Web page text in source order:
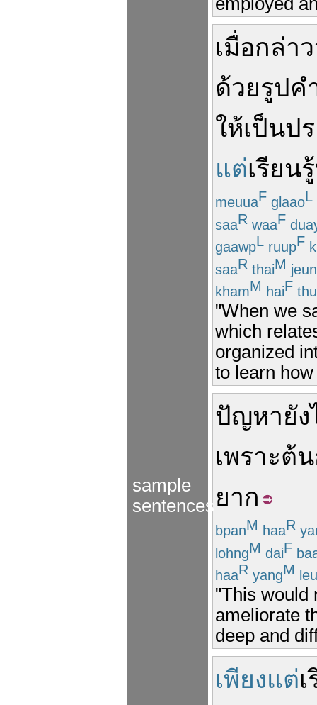
sample
sentences
เมื่อกล่าว
ด้วยรูปค
ให้เป็นป
แต่เรียนรู้
meuuaF glaaoL
saaR waaF
gaawpL ruupF
saaR thaiM
khamM haiF
"When we
which
organized
to learn
ปัญหายัง
เพราะต้
ยาก
bpanM haaR
lohngM daiF
haaR yangM
"This would
ameliorate
deep and
เพียงแต่